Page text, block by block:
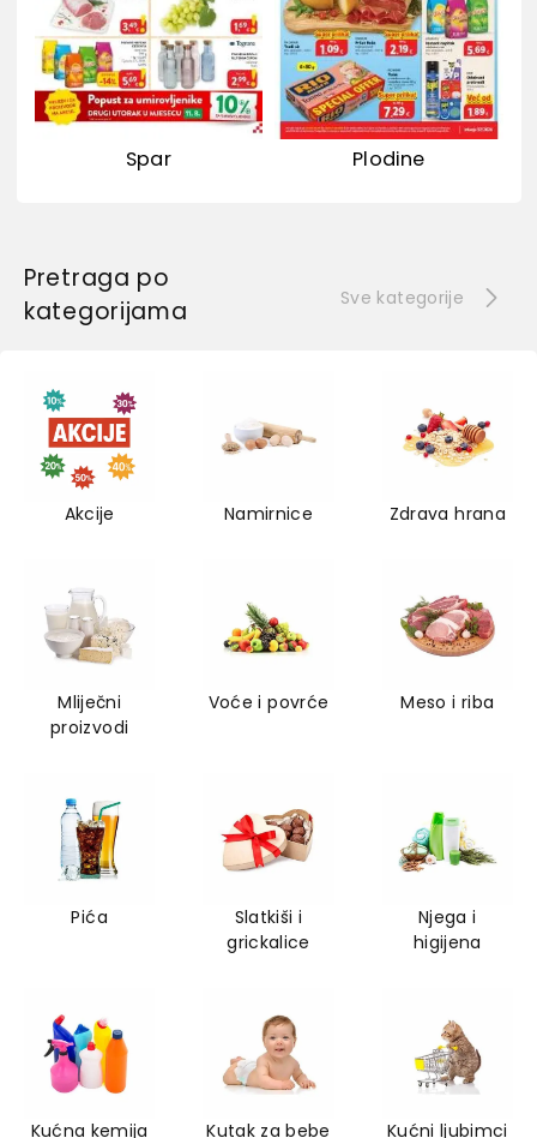
Spar Plodine
Pretraga po
kategorijama
Sve kategorije
Akcije Namirnice Zdrava hrana
Mliječni
proizvodi
Voće i povrće Meso i riba
Pića
Slatkiši i
grickalice
Njega i
higijena
Kućna kemija Kutak za bebe Kućni ljubimci